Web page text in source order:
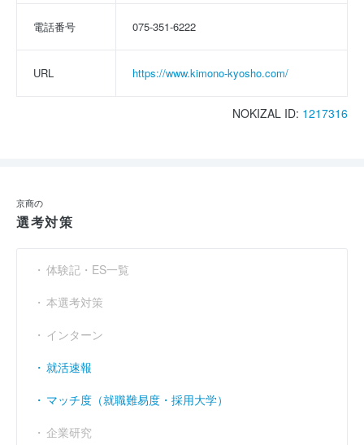
電話番号 075-351-6222
URL https://www.kimono-kyosho.com/
NOKIZAL ID: 1217316
京商の
選考対策
体験記・ES一覧
本選考対策
インターン
就活速報
マッチ度（就職難易度・採用大学）
企業研究